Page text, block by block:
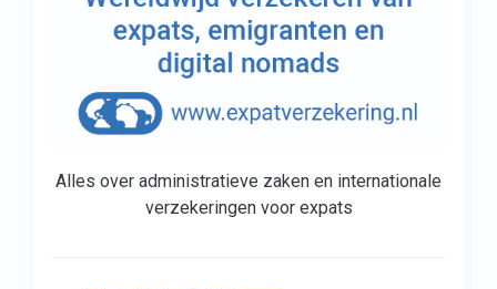
Alles over administratieve zaken en internationale
verzekeringen voor expats